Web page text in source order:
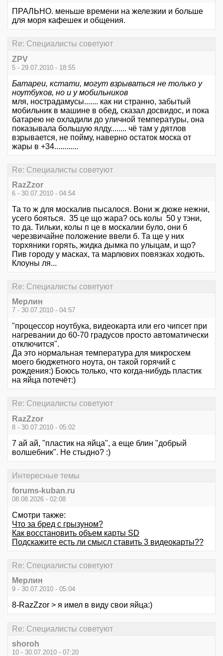
ПРАЛЬНО. меньше времени на железкии и больше
для моря кафешек и общения.
Re: Специалисты советуют
ZPV
5 - 29.07.2010 - 18:55
Батареи, кстати, могут взрываться не только у
ноутбуков, но и у мобильников
мля, нострадамусы....... как ни странно, забытый
мобильник в машине в обед, сказал досвидос, и пока
батарею не охладили до уличной температуры, она
показывала большую ялду........ чё там у дятлов
взрывается, не пойму, наверно остаток моска от
жары в +34............
Re: Специалисты советуют
RazZzor
6 - 30.07.2010 - 04:54
Та то ж для москалив пысалося. Вони ж дюже нежни,
усего бояться. 35 це що жара? ось колы 50 у тэни,
то да. Тильки, колы п це в москалии було, они б
черезвичайне положение ввели б. Та ще у них
торхяники горять, жидка дымка по улыцам, и що?
Пив городу у масках, та марлювих повязках ходють.
Клоуны ля...
Re: Специалисты советуют
Мерлин
7 - 30.07.2010 - 04:57
"процессор ноутбука, видеокарта или его чипсет при
нагревании до 60-70 градусов просто автоматически
отключится".
Да это нормальная температура для микросхем
моего бюджетного ноута, он такой горячий с
рождения:) Боюсь только, что когда-нибудь пластик
на яйца потечёт:)
Re: Специалисты советуют
RazZzor
8 - 30.07.2010 - 05:02
7 ай ай, "пластик на яйца", а еще блин "добрый
волшебник". Не стыдно? :)
Интересные темы
forums-kuban.ru
08.08.2026 - 02:08
Смотри также:
Что за бред с грызуном?
Как восстановить объем карты SD
Подскажите есть ли смысл ставить 3 видеокарты??
Re: Специалисты советуют
Мерлин
9 - 30.07.2010 - 05:04
8-RazZzor > я имел в виду свои яйца:)
Re: Специалисты советуют
shoroh
10 - 30.07.2010 - 07:20